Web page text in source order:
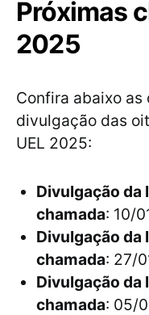
Próximas
2025
Confira abaixo
divulgação das
UEL 2025:
Divulgação da
chamada: 10/
Divulgação da
chamada: 27/
Divulgação da
chamada: 05/